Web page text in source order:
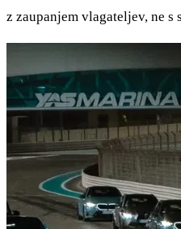
z zaupanjem vlagateljev, ne s